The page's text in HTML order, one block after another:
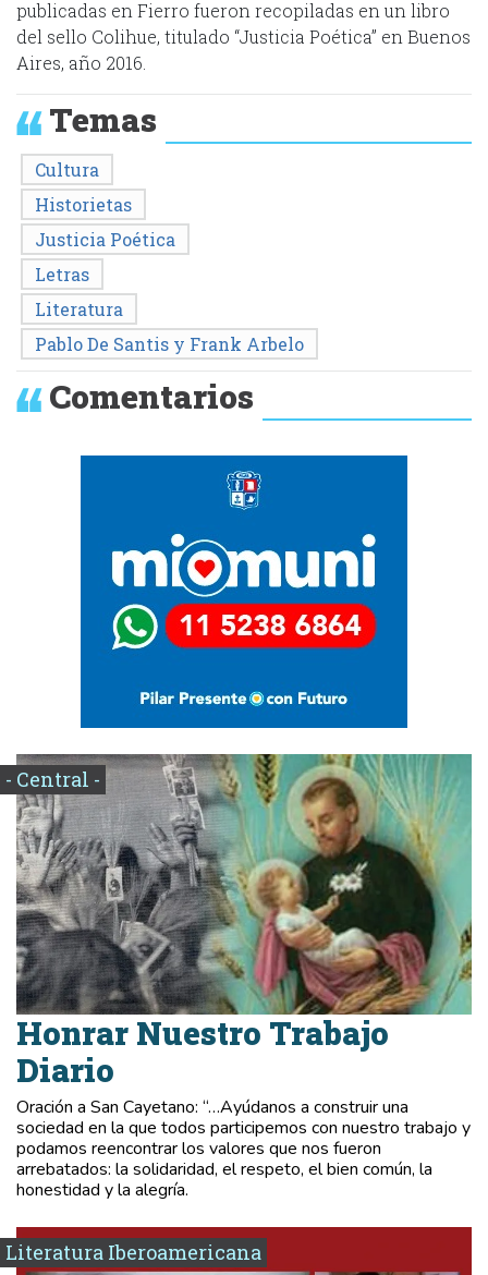
publicadas en Fierro fueron recopiladas en un libro
del sello Colihue, titulado “Justicia Poética” en Buenos
Aires, año 2016.
Temas
Cultura
Historietas
Justicia Poética
Letras
Literatura
Pablo De Santis y Frank Arbelo
Comentarios
- Central -
Honrar Nuestro Trabajo
Diario
Oración a San Cayetano: “…Ayúdanos a construir una
sociedad en la que todos participemos con nuestro trabajo y
podamos reencontrar los valores que nos fueron
arrebatados: la solidaridad, el respeto, el bien común, la
honestidad y la alegría.
Literatura Iberoamericana